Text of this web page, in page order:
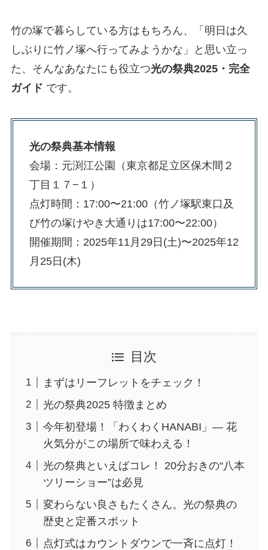
竹の塚で暮らしている方はもちろん、「明日は久
しぶりに竹ノ塚へ行ってみようかな」と思い立っ
た、そんなあなたにも役立つ光の祭典2025・完全
ガイド です。
光の祭典基本情報
会場：元渕江公園（東京都足立区保木間２
丁目１７−１）
点灯時間：17:00〜21:00（竹ノ塚駅東口及
び竹の塚けやき大通りは17:00〜22:00）
開催期間：2025年11月29日(土)〜2025年12
月25日(木)
目次
まずはリーフレットをチェック！
光の祭典2025 特徴まとめ
今年初登場！「わくわくHANABI」— 花
火気分がこの場所で味わえる！
光の祭典といえばコレ！ 20分おきの“八本
ツリーショー”は必見
変わらない良さもたくさん。光の祭典の
歴史と定番スポット
点灯式はカウントダウンで一斉に点灯！